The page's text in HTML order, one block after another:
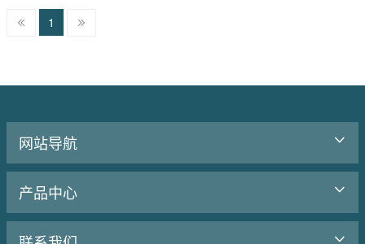
1
网站导航
产品中心